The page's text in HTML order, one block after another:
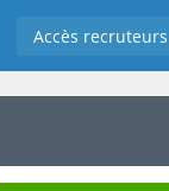
Accès recruteurs